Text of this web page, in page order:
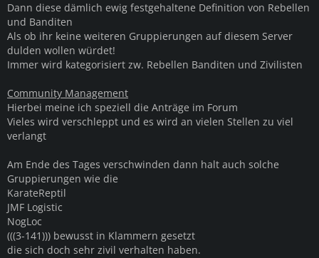
Dann diese dämlich ewig festgehaltene Definition von Rebellen
und Banditen
Als ob ihr keine weiteren Gruppierungen auf diesem Server
dulden wollen würdet!
Immer wird kategorisiert zw. Rebellen Banditen und Zivilisten
Community Management
Hierbei meine ich speziell die Anträge im Forum
Vieles wird verschleppt und es wird an vielen Stellen zu viel
verlangt
Am Ende des Tages verschwinden dann halt auch solche
Gruppierungen wie die
KarateReptil
JMF Logistic
NogLoc
(((3-141))) bewusst in Klammern gesetzt
die sich doch sehr zivil verhalten haben.